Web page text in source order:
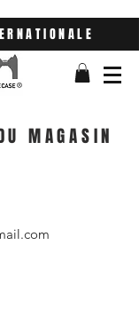
MAGASIN